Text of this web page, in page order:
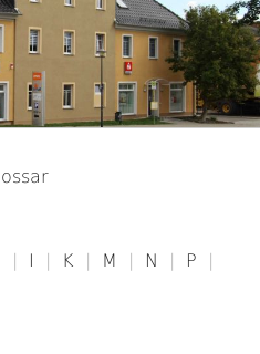
| I | K | M | N | P
|